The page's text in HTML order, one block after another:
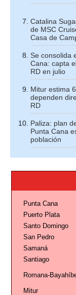
Catalina
de MSC
Casa de
Se consolida
Cana: capta
RD en julio
Mitur estima
dependen
RD
Paliza: plan
Punta Cana
población
Punta Cana
Puerto Plata
Santo Domingo
San Pedro
Samaná
Santiago
Romana-
Mitur